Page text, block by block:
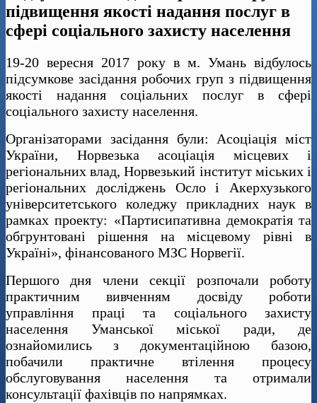
підвищення якості надання послуг в
сфері соціального захисту населення
19-20 вересня 2017 року в м. Умань відбулось
підсумкове засідання робочих груп з підвищення
якості надання соціальних послуг в сфері
соціального захисту населення.
Організаторами засідання були: Асоціація міст
України, Норвезька асоціація місцевих і
регіональних влад, Норвезький інститут міських і
регіональних досліджень Осло і Акерхузького
університетського коледжу прикладних наук в
рамках проекту: «Партисипативна демократія та
обгрунтовані рішення на місцевому рівні в
Україні», фінансованого МЗС Норвегії.
Першого дня члени секції розпочали роботу
практичним вивченням досвіду роботи
управління праці та соціального захисту
населення Уманської міської ради, де
ознайомились з документаційною базою,
побачили практичне втілення процесу
обслуговування населення та отримали
консультації фахівців по напрямках.